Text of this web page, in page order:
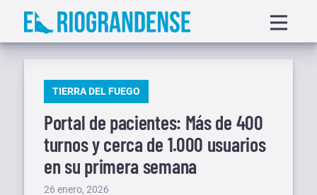
Saltar
menu
PUBLICADO
TIERRA DEL FUEGO
Portal de pacientes: Más de 400
turnos y cerca de 1.000 usuarios
en su primera semana
Publicado
26 enero, 2026